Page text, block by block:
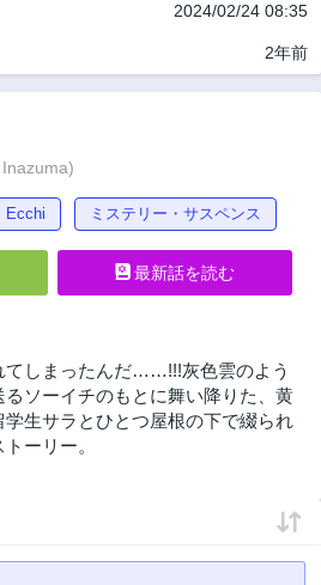
2024/02/24 08:35
2年前
Ecchi ミステリー・サスペンス
最新話を読む
てしまったんだ……!!!灰色雲のよう
ソーイチのもとに舞い降りた、黄
生サラとひとつ屋根の下で綴られ
ーリー。